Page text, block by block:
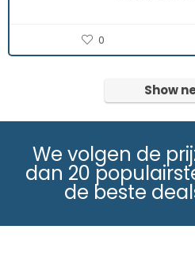
0
Show
We volgen de
dan 20
de beste